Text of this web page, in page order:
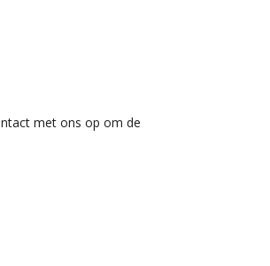
met ons op om de